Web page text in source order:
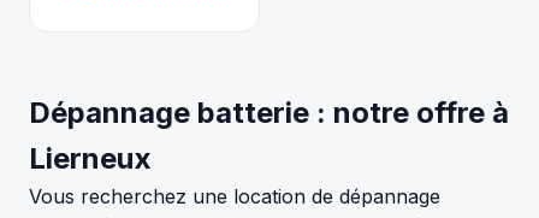
Dépannage batterie : notre offre à
Lierneux
Vous recherchez une location de dépannage